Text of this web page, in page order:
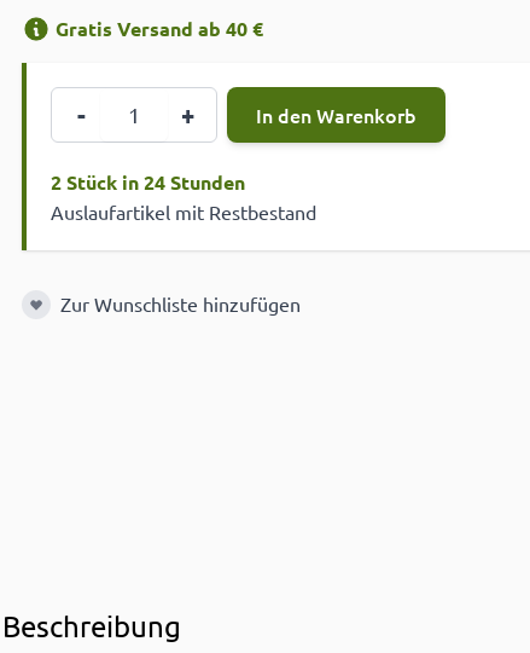
Gratis Versand ab 40 €
- + In den Warenkorb
2 Stück in 24 Stunden
Auslaufartikel mit Restbestand
Zur Wunschliste hinzufügen
Zur Wunschliste hinzufügen
Beschreibung